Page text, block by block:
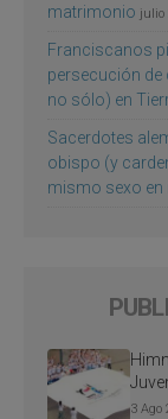
matrimonio julio
Franciscanos
persecución
no sólo) en
Sacerdotes
obispo (y
mismo sexo
3 Ago